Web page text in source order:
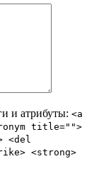
и атрибуты: <a
title="">
<del
<strong>